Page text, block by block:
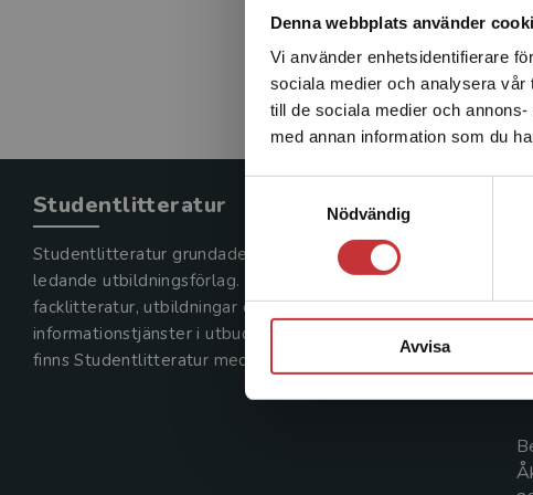
Denna webbplats använder
Vi använder enhetsidentifierare
sociala medier och analysera vår
till de sociala medier och
med annan information som du
Nödvändig
Avvisa
Studentlitteratur
Studentlitteratur grundades 1963 och är idag Sveriges
ledande utbildningsförlag. Med läromedel, kurslitteratur,
facklitteratur, utbildningar och digitala
informationstjänster i utbudet,
finns Studentlitteratur med längs hela kunskapsresan.